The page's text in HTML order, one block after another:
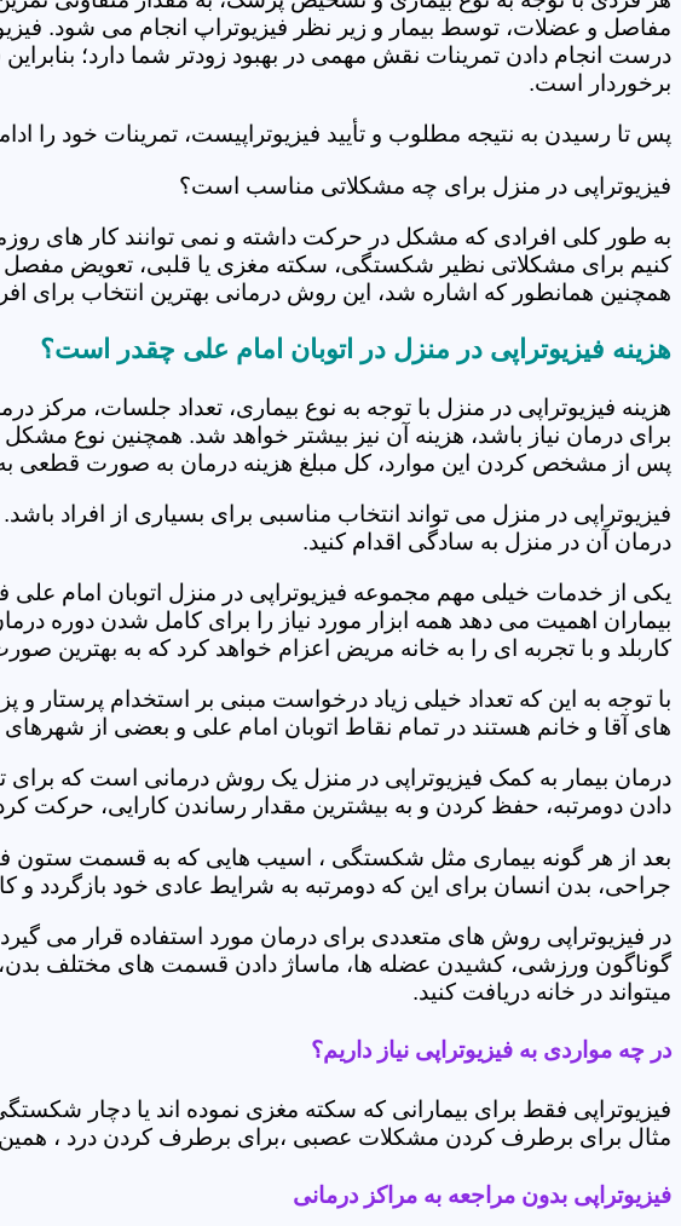
مفاصل و عضلات، توسط بیمار و زیر نظر فیزیوتراپ انجام می شود.
درست انجام دادن تمرینات نقش مهمی در بهبود زودتر شما دارد؛ بنابراین
برخوردار است.
پس تا رسیدن به نتیجه مطلوب و تأیید فیزیوتراپیست، تمرینات خود را
فیزیوتراپی در منزل برای چه مشکلاتی مناسب است؟
به طور کلی افرادی که مشکل در حرکت داشته و نمی توانند کار های
کنیم برای مشکلاتی نظیر شکستگی، سکته مغزی یا قلبی، تعویض مفصل
همچنین همانطور که اشاره شد، این روش درمانی بهترین انتخاب برای
هزینه فیزیوتراپی در منزل در اتوبان امام علی چقدر است؟
هزینه فیزیوتراپی در منزل با توجه به نوع بیماری، تعداد جلسات،
برای درمان نیاز باشد، هزینه آن نیز بیشتر خواهد شد. همچنین نوع
پس از مشخص کردن این موارد، کل مبلغ هزینه درمان به صورت قطعی
فیزیوتراپی در منزل می تواند انتخاب مناسبی برای بسیاری از افراد
درمان آن در منزل به سادگی اقدام کنید.
یکی از خدمات خیلی مهم مجموعه فیزیوتراپی در منزل اتوبان امام علی
بیماران اهمیت می دهد همه ابزار مورد نیاز را برای کامل شدن دوره
کاربلد و با تجربه ای را به خانه مریض اعزام خواهد کرد که به بهترین
با توجه به این که تعداد خیلی زیاد درخواست مبنی بر استخدام پرستار
های آقا و خانم هستند در تمام نقاط اتوبان امام علی و بعضی از
درمان بیمار به کمک فیزیوتراپی در منزل یک روش درمانی است که
دادن دومرتبه، حفظ کردن و به بیشترین مقدار رساندن کارایی، حرکت
بعد از هر گونه بیماری مثل شکستگی ، اسیب هایی که به قسمت ستون
جراحی، بدن انسان برای این که دومرتبه به شرایط عادی خود بازگردد و
در فیزیوتراپی روش های متعددی برای درمان مورد استفاده قرار می
گوناگون ورزشی، کشیدن عضله ها، ماساژ دادن قسمت های مختلف
میتواند در خانه دریافت کنید.
در چه مواردی به فیزیوتراپی نیاز داریم؟
فیزیوتراپی فقط برای بیمارانی که سکته مغزی نموده اند یا دچار
مثال برای برطرف کردن مشکلات عصبی ،برای برطرف کردن درد ،
فیزیوتراپی بدون مراجعه به مراکز درمانی